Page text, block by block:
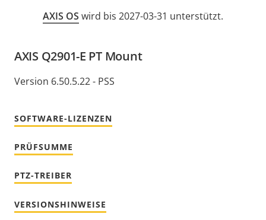
AXIS OS wird bis 2027-03-31 unterstützt.
AXIS Q2901-E PT Mount
Version 6.50.5.22 - PSS
SOFTWARE-LIZENZEN
PRÜFSUMME
PTZ-TREIBER
VERSIONSHINWEISE